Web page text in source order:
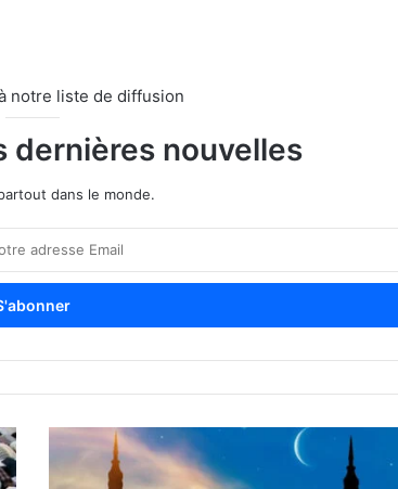
notre liste de diffusion
dernières nouvelles
dans le monde.